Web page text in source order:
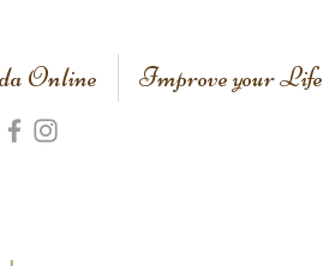
Online Improve your Life